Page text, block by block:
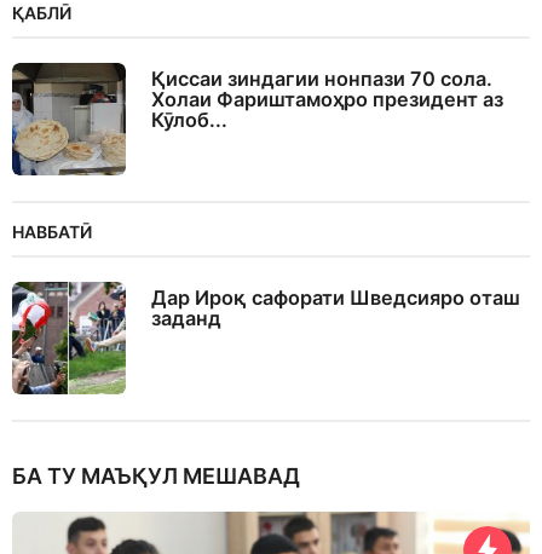
ҚАБЛӢ
Қиссаи зиндагии нонпази 70 сола.
Холаи Фариштамоҳро президент аз
Кӯлоб...
НАВБАТӢ
Дар Ироқ сафорати Шведсияро оташ
заданд
БА ТУ МАЪҚУЛ МЕШАВАД